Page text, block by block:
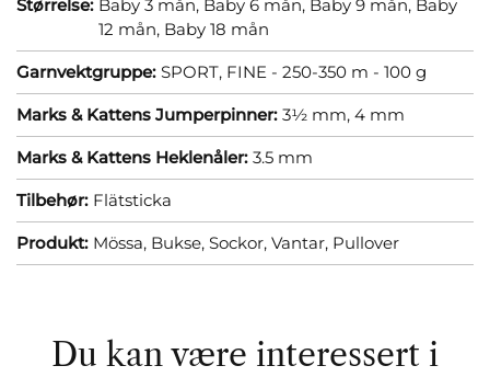
Størrelse: Baby 3 mån, Baby 6 mån, Baby 9 mån, Baby
12 mån, Baby 18 mån
Garnvektgruppe: SPORT, FINE - 250-350 m - 100 g
Marks & Kattens Jumperpinner: 3½ mm, 4 mm
Marks & Kattens Heklenåler: 3.5 mm
Tilbehør: Flätsticka
Produkt: Mössa, Bukse, Sockor, Vantar, Pullover
Du kan være interessert i